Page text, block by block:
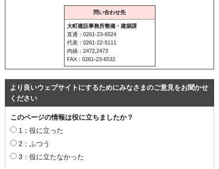
問い合わせ先
大町建設事務所整備・建築課
直通：0261-23-6524
代表：0261-22-5111
内線：2472,2473
FAX：0261-23-6532
より良いウェブサイトにするためにみなさまのご意見をお聞かせ
ください
このページの情報は役に立ちましたか？
1：役に立った
2：ふつう
3：役に立たなかった